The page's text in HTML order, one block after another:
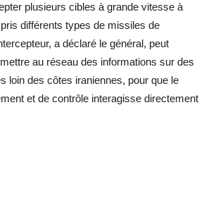
plusieurs cibles à grande vitesse à
différents types de missiles de
a déclaré le général, peut
au réseau des informations sur des
loin des côtes iraniennes, pour que le
et de contrôle interagisse directement